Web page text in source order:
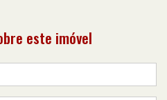
este imóvel